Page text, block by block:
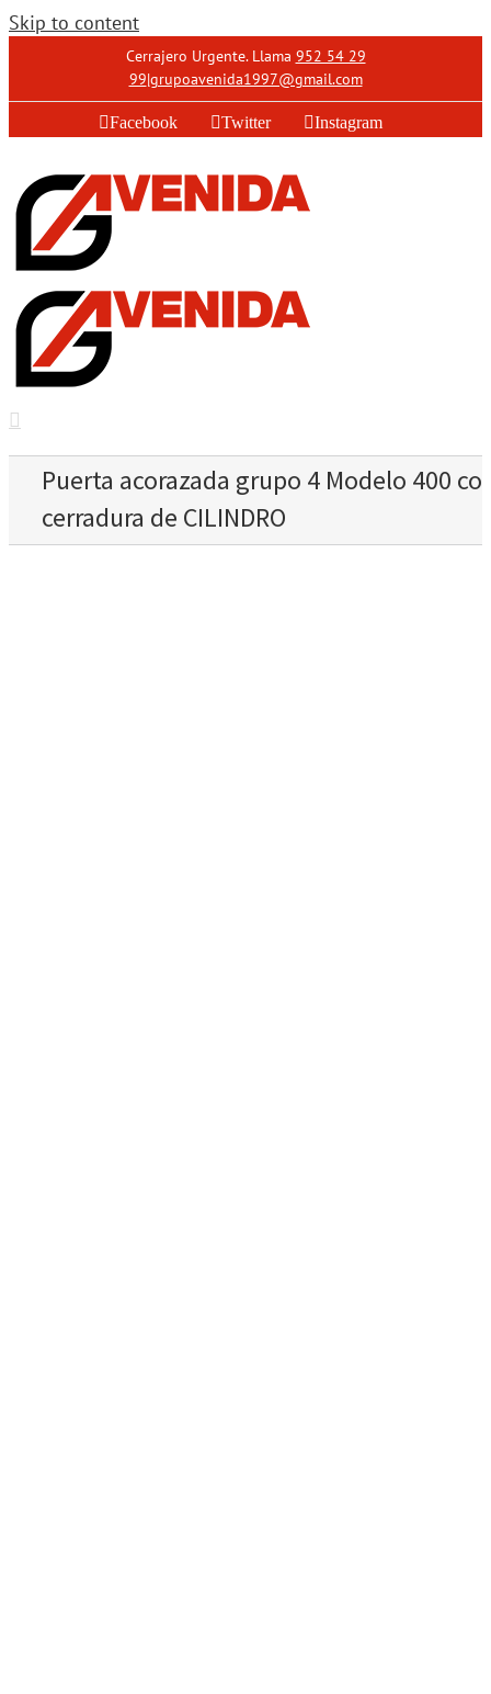
Skip to content
Cerrajero Urgente. Llama 952 54 29
99|grupoavenida1997@gmail.com
Facebook Twitter Instagram
Puerta acorazada grupo 4 Modelo 400
cerradura de CILINDRO